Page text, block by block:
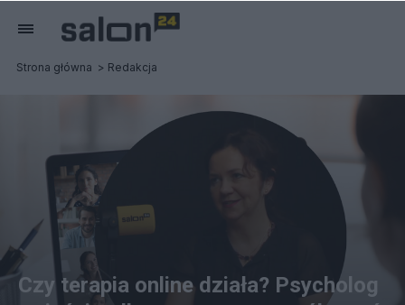
Strona główna Redakcja
Czy terapia online działa? Psycholog